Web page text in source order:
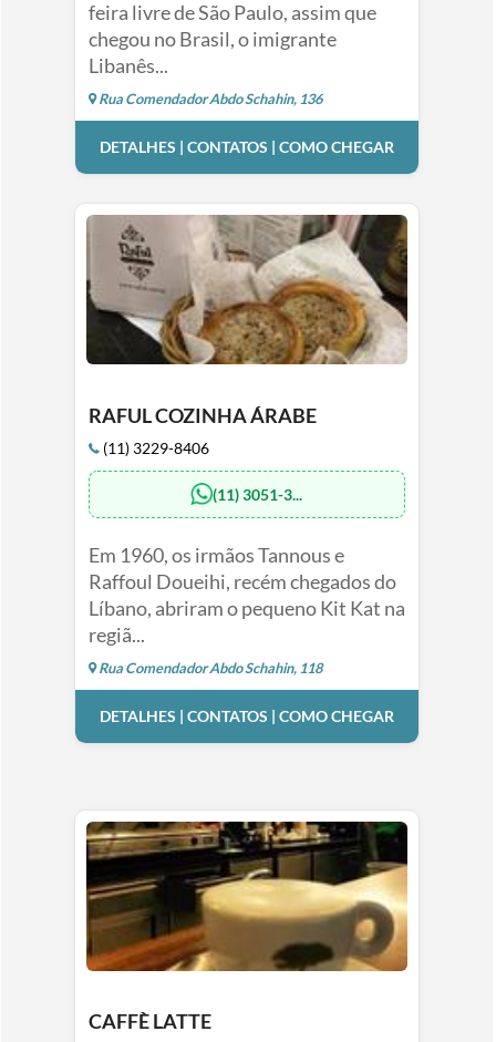
feira livre de São Paulo, assim que
chegou no Brasil, o imigrante
Libanês...
Rua Comendador Abdo Schahin, 136
DETALHES | CONTATOS | COMO CHEGAR
RAFUL COZINHA ÁRABE
(11) 3229-8406
(11) 3051-3...
Em 1960, os irmãos Tannous e
Raffoul Doueihi, recém chegados do
Líbano, abriram o pequeno Kit Kat na
regiã...
Rua Comendador Abdo Schahin, 118
DETALHES | CONTATOS | COMO CHEGAR
CAFFÈ LATTE